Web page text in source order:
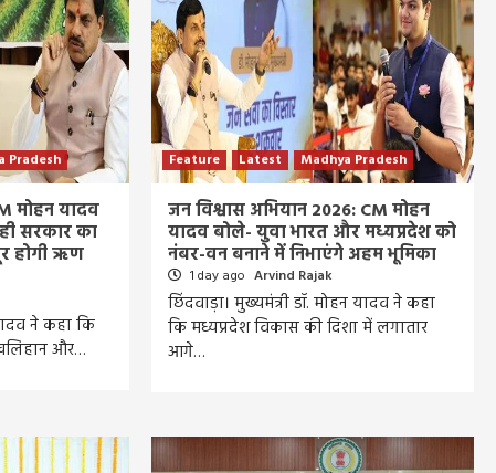
Pradesh
मोहन यादव
सरकार का
होगी ऋण
ने कहा कि
और…
Feature Latest Madhya Pradesh
जन विश्वास अभियान 2026: CM मोहन
यादव बोले- युवा भारत और मध्यप्रदेश को
नंबर-वन बनाने में निभाएंगे अहम भूमिका
1 day ago Arvind Rajak
छिंदवाड़ा। मुख्यमंत्री डॉ. मोहन यादव ने कहा
कि मध्यप्रदेश विकास की दिशा में लगातार
आगे…